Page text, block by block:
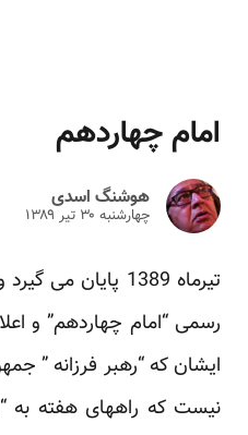
امام چهاردهم
هوشنگ اسدی
چهارشنبه ۳۰ تير ۱۳۸۹
تیرماه 1389
رسمی “امام چهاردهم” و
ایشان که “رهبر فرزانه ”
نیست که راههای هفته